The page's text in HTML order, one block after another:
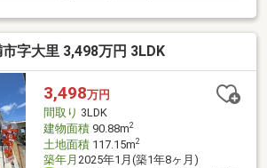
字大里 3,498万円 3LDK
3,498万円
間取り 3LDK
建物面積90.88m2
土地面積117.15m2
築年月 2025年1月(築1年8ヶ月)